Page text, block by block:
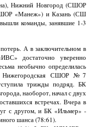
Нижний Новгород (СШОР
«Манеж») и Казань (СШ
команды, занявшие 1-3
А в заключительном в
достаточно уверенно
необычно определилась
Нижегородская СШОР №7
трижды подряд. БК
наоборот, начал с двух
встречах. Вчера в
с другом, и БК «Ильмер» -
шанса (78:61).